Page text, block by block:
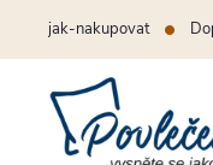
jak-nakupovat